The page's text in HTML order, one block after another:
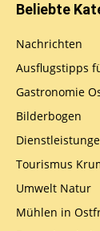
Beliebte
Nachrichten
Ausflugstipps
Gastronomie
Bilderbogen
Tourismus
Umwelt Natur
Mühlen in